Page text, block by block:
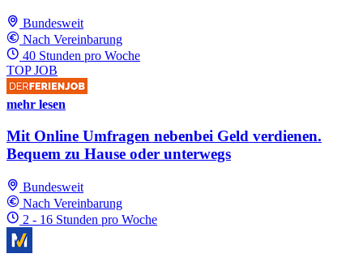
Bundesweit
Nach Vereinbarung
40 Stunden pro Woche
TOP JOB
mehr lesen
Mit Online Umfragen nebenbei Geld verdienen.
Bequem zu Hause oder unterwegs
Bundesweit
Nach Vereinbarung
2 - 16 Stunden pro Woche